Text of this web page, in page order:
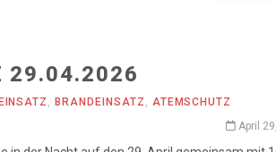
29.04.2026
,BRANDEINSATZ
ATEMSCHUTZ
April